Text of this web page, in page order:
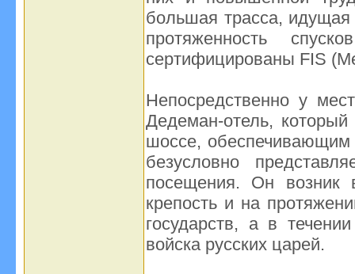
большая трасса,
протяженность
сертифицированы FIS
Непосредственно у
Дедеман-отель,
шоссе,
безусловно
посещения. Он возник
крепость и на
государств, а в
войска русских царей.